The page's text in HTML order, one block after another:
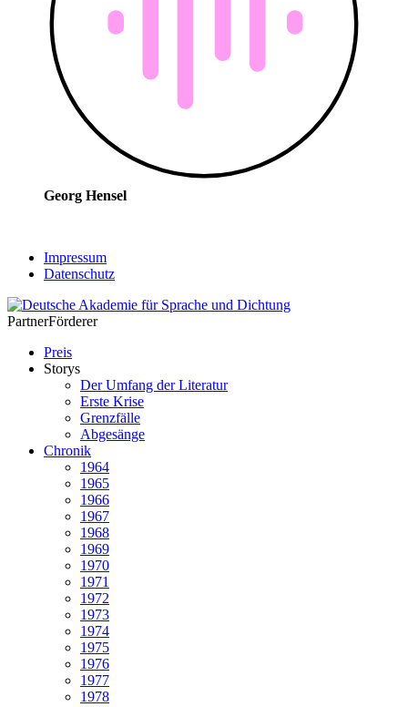
Georg Hensel
Impressum
Datenschutz
PartnerFörderer
Preis
Storys
Der Umfang der Literatur
Erste Krise
Grenzfälle
Abgesänge
Chronik
1964
1965
1966
1967
1968
1969
1970
1971
1972
1973
1974
1975
1976
1977
1978